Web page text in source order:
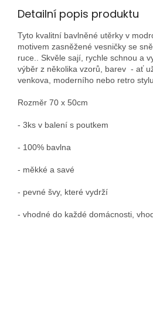
Detailní popis produktu
Tyto kvalitní bavlněné utěrky v
motivem zasněžené vesničky se
ruce.. Skvěle sají, rychle schnou a
výběr z několika vzorů, barev - ať
venkova, moderního nebo retro stylu.
Rozměr 70 x 50cm
- 3ks v balení s poutkem
- 100% bavlna
- měkké a savé
- pevné švy, které vydrží
- vhodné do každé domácnosti,